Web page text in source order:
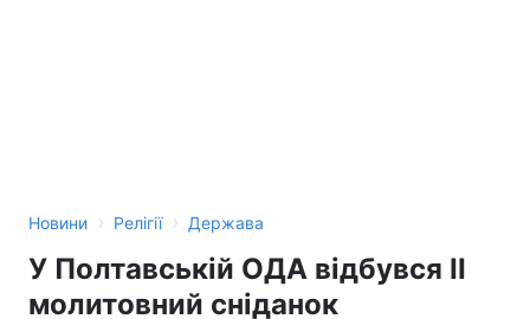
Новини › Релігії › Держава
У Полтавській ОДА відбувся ІІ
молитовний сніданок